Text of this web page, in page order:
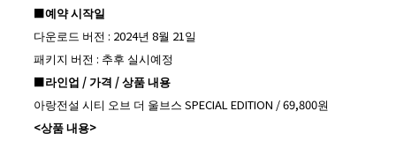
■예약 시작일
다운로드 버전 : 2024년 8월 21일
패키지 버전 : 추후 실시예정
■라인업 /가격 /상품 내용
아랑전설 시티 오브 더 울브스 SPECIAL EDITION / 69,800원
<상품 내용>